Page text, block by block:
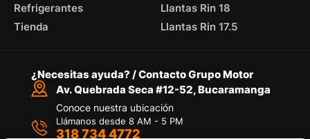
Refrigerantes
Tienda
Llantas Rin 18
Llantas Rin 17.5
¿Necesitas ayuda? / Contacto Grupo Motor
Av. Quebrada Seca #12-52, Bucaramanga
Conoce nuestra ubicación
Llámanos desde 8 AM - 5 PM
318 734 4772